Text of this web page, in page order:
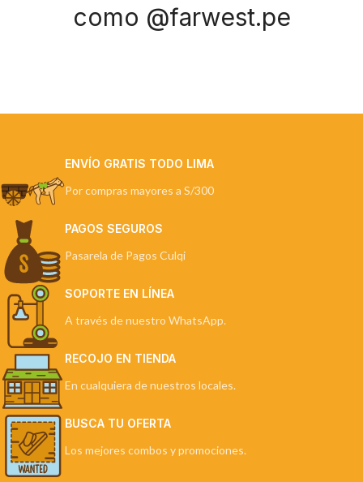
como @farwest.pe
ENVÍO GRATIS TODO LIMA
Por compras mayores a S/300
PAGOS SEGUROS
Pasarela de Pagos Culqi
SOPORTE EN LÍNEA
A través de nuestro WhatsApp.
RECOJO EN TIENDA
En cualquiera de nuestros locales.
BUSCA TU OFERTA
Los mejores combos y promociones.